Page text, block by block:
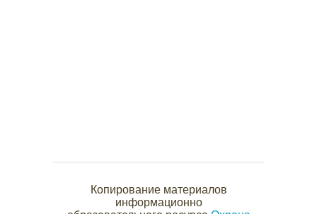
Копирование материалов
информационно